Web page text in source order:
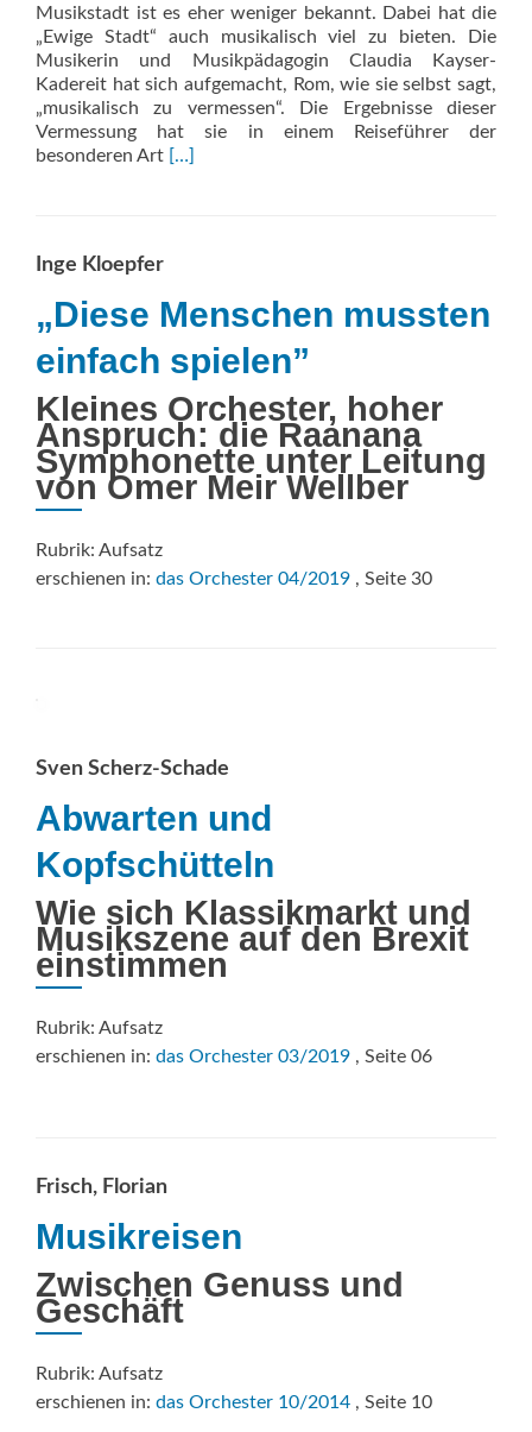
Musikstadt ist es eher weniger bekannt. Dabei hat die
„Ewige Stadt“ auch musikalisch viel zu bieten. Die
Musikerin und Musikpädagogin Claudia Kayser-
Kadereit hat sich aufgemacht, Rom, wie sie selbst sagt,
„musikalisch zu vermessen“. Die Ergebnisse dieser
Vermessung hat sie in einem Reiseführer der
besonderen Art Read
[…]
Inge Kloepfer
„Diese Menschen mussten
einfach spielen”
Kleines Orchester, hoher
Anspruch: die Raanana
Symphonette unter Leitung
von Omer Meir Wellber
Rubrik: Aufsatz
erschienen in: das Orchester 04/2019 , Seite 30
Sven Scherz-Schade
Abwarten und
Kopfschütteln
Wie sich Klassikmarkt und
Musikszene auf den Brexit
einstimmen
Rubrik: Aufsatz
erschienen in: das Orchester 03/2019 , Seite 06
Frisch, Florian
Musikreisen
Zwischen Genuss und
Geschäft
Rubrik: Aufsatz
erschienen in: das Orchester 10/2014 , Seite 10